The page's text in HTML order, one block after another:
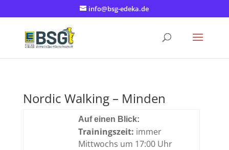
info@bsg-edeka.de
Nordic Walking – Minden
Auf einen Blick:
Trainingszeit: immer
Mittwochs um 17:00 Uhr